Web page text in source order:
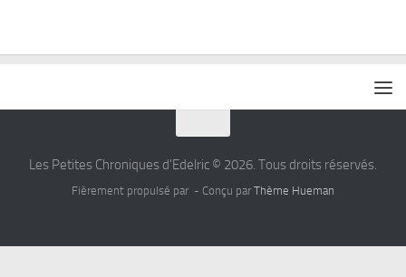
Les Petites Chroniques d'Edelric © 2026. Tous droits réservés.
Fièrement propulsé par - Conçu par Thème Hueman